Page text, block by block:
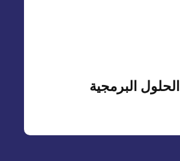
الحلول البرمجية